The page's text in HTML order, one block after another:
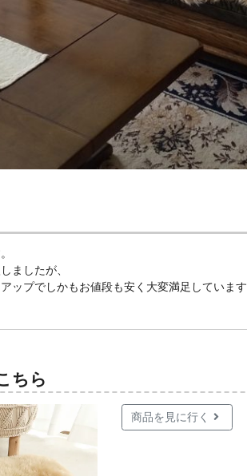
ましたが、
ップでしかもお値段も安く大変満足しています
ちら
商品を見に行く